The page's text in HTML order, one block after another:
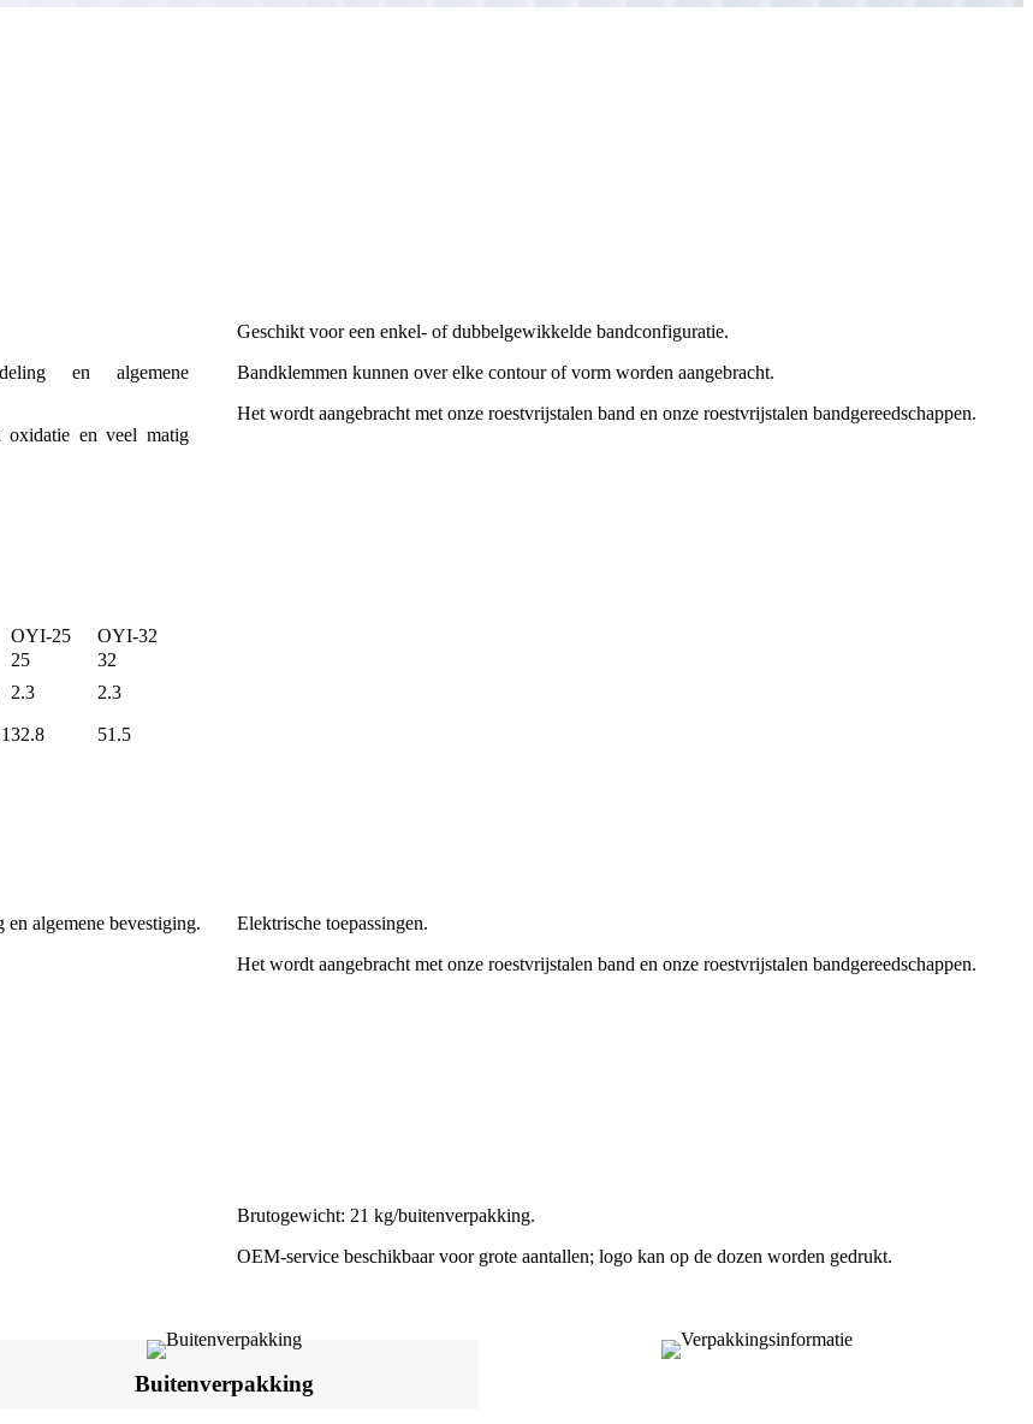
en algemene
oxidatie en veel matig
Geschikt voor een enkel- of dubbelgewikkelde bandconfiguratie.
Bandklemmen kunnen over elke contour of vorm worden aangebracht.
Het wordt aangebracht met onze roestvrijstalen band en onze roestvrijstalen bandgereedschappen.
OYI-25
OYI-32
25
32
2.3 2.3
32.8 51.5
en algemene bevestiging.
Elektrische toepassingen.
Het wordt aangebracht met onze roestvrijstalen band en onze roestvrijstalen bandgereedschappen.
Brutogewicht: 21 kg/buitenverpakking.
OEM-service beschikbaar voor grote aantallen; logo kan op de dozen worden gedrukt.
Buitenverpakking